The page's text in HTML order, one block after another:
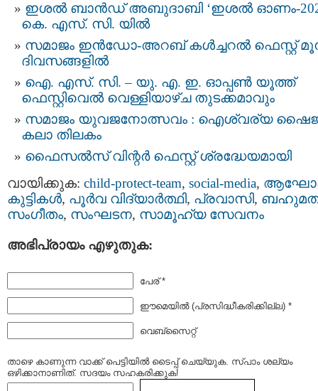
ഇശല്‍ ബാന്‍ഡ് അബുദാബി ‘ഇശല്‍ ഓണം-
കെ. എസ്. സി. യിൽ
സമാജം ഇന്‍ഡോ-അറബ് കൾച്ചറൽ ഫെസ്റ്റ്
ദിവസങ്ങളിൽ
ഐ. എസ്. സി. – യു. എ. ഇ. ഓപ്പണ്‍ യൂത്ത്
ഫെസ്റ്റിവെൽ വെള്ളിയാഴ്ച തുടക്കമാവും
സമാജം യുവജനോത്സവം : ഐശ്വര്യ
കലാ തിലകം
ഫൈസൽസ് വിന്റർ ഫെസ്റ്റ് ശ്രദ്ധേയമായി
വായിക്കുക: child-protect-team, social-media,
കുട്ടികള്‍, പൂര്‍വ വിദ്യാര്‍ത്ഥി, പ്രവാസി,
സംഗീതം, സംഘടന, സാമൂഹ്യ സേവനം
അഭിപ്രായം എഴുതുക:
പേര് *
ഈമെയില്‍ (പ്രസിദ്ധീകരിക്കില്ല) *
വെബ്സൈറ്റ്
താഴെ കാണുന്ന വാക്ക് പെട്ടിയില്‍ ടൈപ്പ്‌ ചെയ്യുക. സ്പാം ശല്യം
ഒഴിക്കാനാണിത്. സദയം സഹകരിക്കുക!